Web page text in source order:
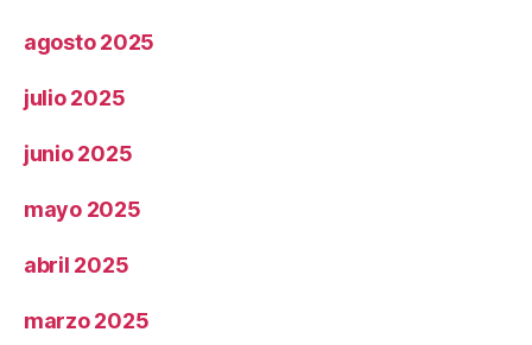
agosto 2025
julio 2025
junio 2025
mayo 2025
abril 2025
marzo 2025